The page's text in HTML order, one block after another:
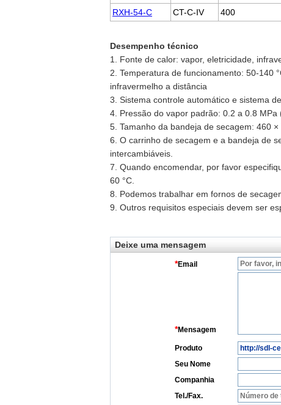
RXH-54-C
CT-C-IV 400
Desempenho técnico
1. Fonte de calor: vapor, eletricidade,
2. Temperatura de funcionamento: 50-140
infravermelho a distância
3. Sistema controle automático e sistema
4. Pressão do vapor padrão: 0.2 a 0.8 MPa
5. Tamanho da bandeja de secagem: 460
6. O carrinho de secagem e a bandeja de
intercambiáveis.
7. Quando encomendar, por favor
60 °C.
8. Podemos trabalhar em fornos de
9. Outros requisitos especiais devem ser
Deixe uma mensagem